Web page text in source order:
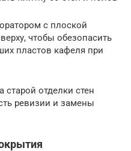
с плоской
чтобы обезопасить
пластов кафеля при
отделки стен
ревизии и замены